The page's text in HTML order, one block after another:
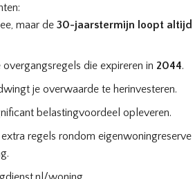
maar de 30-jaarstermijn loopt altijd
die expireren in 2044.
je overwaarde te herinvesteren.
belastingvoordeel opleveren.
regels rondom eigenwoningreserve